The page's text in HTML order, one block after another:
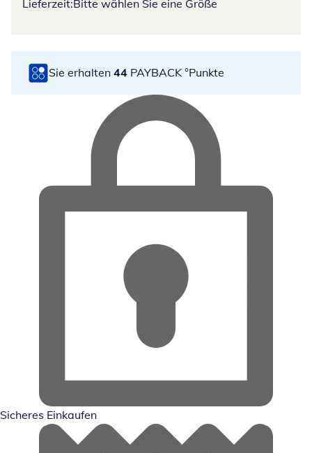
Lieferzeit:Bitte wählen Sie eine Größe
Sie erhalten 44 PAYBACK °Punkte
Sicheres Einkaufen